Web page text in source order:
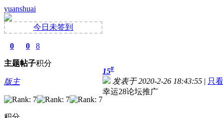
yuanshuai
今日未签到
0
主题
0
帖子
8
积分
版主
15#
发表于 2020-2-26 18:43:55 | 只
幸运28论坛推广